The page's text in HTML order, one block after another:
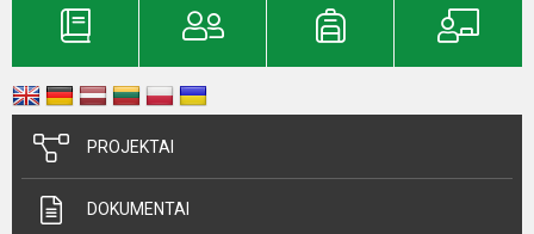
PROJEKTAI
DOKUMENTAI